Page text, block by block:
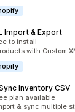
Import & Export
to install
with Custom
Inventory CSV
plan available
& sync multiple